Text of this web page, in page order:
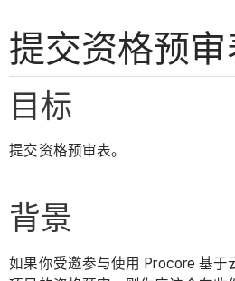
提交资格预审
目标
提交资格预审表。
背景
如果你受邀参与使用 Procore 基于